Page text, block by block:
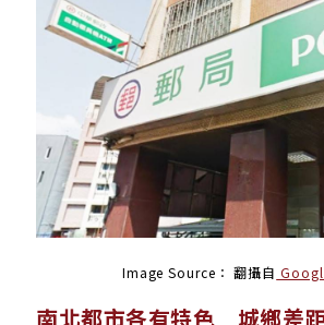
Image Source： 翻攝自
南北都市各有特色 城鄉差